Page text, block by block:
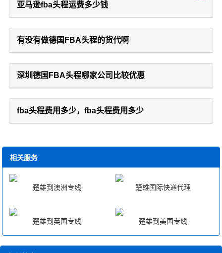
亚马逊fba头程运费多少钱
有没有做德国FBA头程的货代啊
深圳德国FBA头程哪家公司比较优惠
fba头程费用多少，fba头程费用多少
相关服务
楚雄到澳洲专线 楚雄国际快递代理
楚雄到英国专线 楚雄到美国专线